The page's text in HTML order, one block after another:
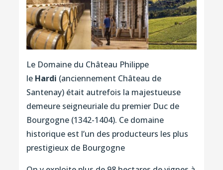
Le Domaine du Château Philippe
le Hardi (anciennement Château de
Santenay) était autrefois la majestueuse
demeure seigneuriale du premier Duc de
Bourgogne (1342-1404). Ce domaine
historique est l’un des producteurs les plus
prestigieux de Bourgogne